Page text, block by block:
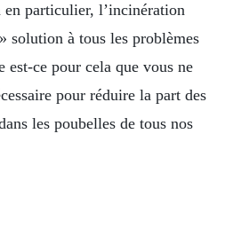
en particulier, l’incinération
solution à tous les problèmes
est-ce pour cela que vous ne
pour réduire la part des
les poubelles de tous nos